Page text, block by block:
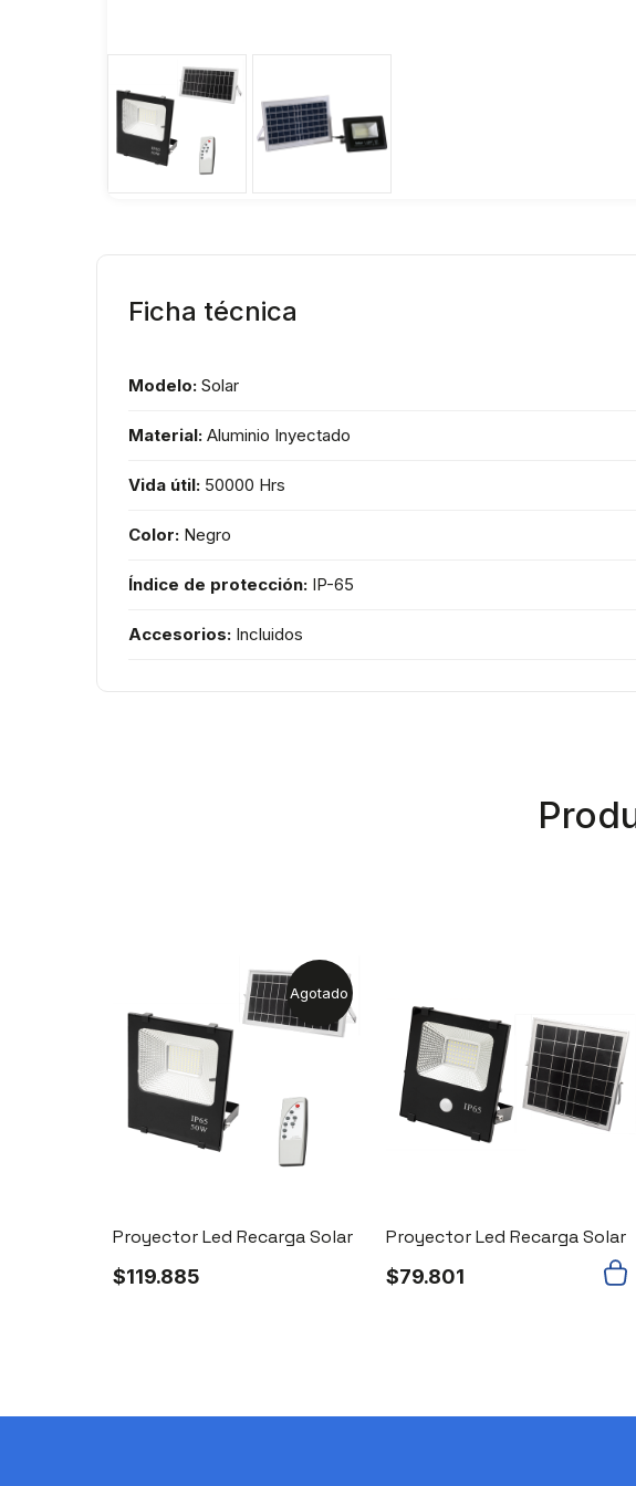
Ficha técnica
Modelo: Solar
Material: Aluminio Inyectado
Vida útil: 50000 Hrs
Color: Negro
Índice de protección: IP-65
Accesorios: Incluidos
Agotado
Proyector Led Recarga Solar
$119.885
Proyector Led Recarga Solar
$79.801